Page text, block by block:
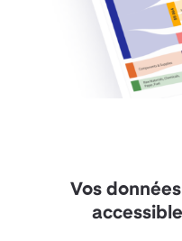
Vos